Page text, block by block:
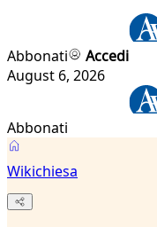
Abbonati
Accedi
August 6, 2026
Abbonati
Wikichiesa